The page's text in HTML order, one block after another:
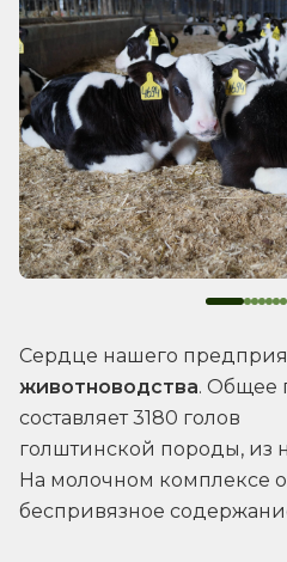
Сердце нашего
животноводства. Общее
составляет 3180 голов
голштинской породы, из
На молочном комплексе
беспривязное